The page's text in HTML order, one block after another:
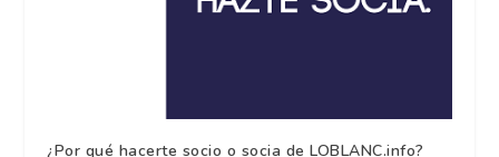
¿Por qué hacerte socio o socia de LOBLANC.info?